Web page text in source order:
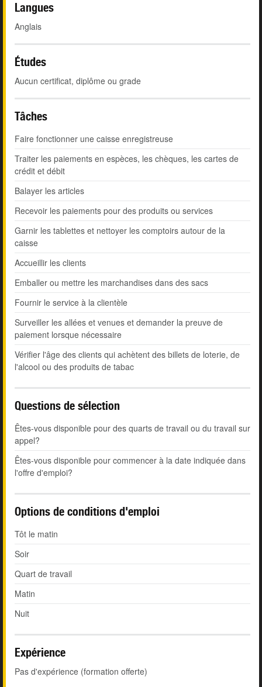
Langues
Anglais
Études
Aucun certificat, diplôme ou grade
Tâches
Faire fonctionner une caisse enregistreuse
Traiter les paiements en espèces, les chèques, les cartes de
crédit et débit
Balayer les articles
Recevoir les paiements pour des produits ou services
Garnir les tablettes et nettoyer les comptoirs autour de la
caisse
Accueillir les clients
Emballer ou mettre les marchandises dans des sacs
Fournir le service à la clientèle
Surveiller les allées et venues et demander la preuve de
paiement lorsque nécessaire
Vérifier l'âge des clients qui achètent des billets de loterie, de
l'alcool ou des produits de tabac
Questions de sélection
Êtes-vous disponible pour des quarts de travail ou du travail sur
appel?
Êtes-vous disponible pour commencer à la date indiquée dans
l'offre d'emploi?
Options de conditions d'emploi
Tôt le matin
Soir
Quart de travail
Matin
Nuit
Expérience
Pas d'expérience (formation offerte)